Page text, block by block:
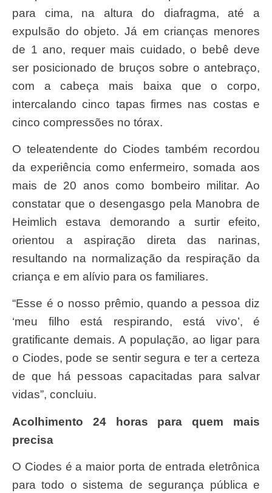
para cima, na altura do diafragma, até a
expulsão do objeto. Já em crianças menores
de 1 ano, requer mais cuidado, o bebê deve
ser posicionado de bruços sobre o antebraço,
com a cabeça mais baixa que o corpo,
intercalando cinco tapas firmes nas costas e
cinco compressões no tórax.
O teleatendente do Ciodes também recordou
da experiência como enfermeiro, somada aos
mais de 20 anos como bombeiro militar. Ao
constatar que o desengasgo pela Manobra de
Heimlich estava demorando a surtir efeito,
orientou a aspiração direta das narinas,
resultando na normalização da respiração da
criança e em alívio para os familiares.
“Esse é o nosso prêmio, quando a pessoa diz
‘meu filho está respirando, está vivo’, é
gratificante demais. A população, ao ligar para
o Ciodes, pode se sentir segura e ter a certeza
de que há pessoas capacitadas para salvar
vidas”, concluiu.
Acolhimento 24 horas para quem mais
precisa
O Ciodes é a maior porta de entrada eletrônica
para todo o sistema de segurança pública e